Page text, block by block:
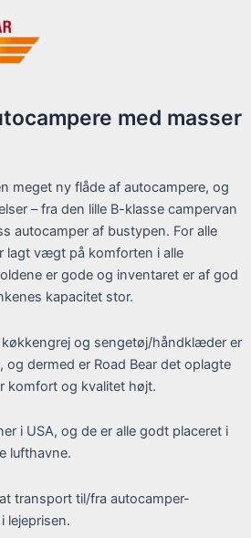
med masser
meget ny flåde af autocampere, og
– fra den lille B-klasse campervan
autocamper af bustypen. For alle
lagt vægt på komforten i alle
er gode og inventaret er af god
kapacitet stor.
og sengetøj/håndklæder er
og dermed er Road Bear det oplagte
komfort og kvalitet højt.
i USA, og de er alle godt placeret i
lufthavne.
transport til/fra autocamper-
lejeprisen.